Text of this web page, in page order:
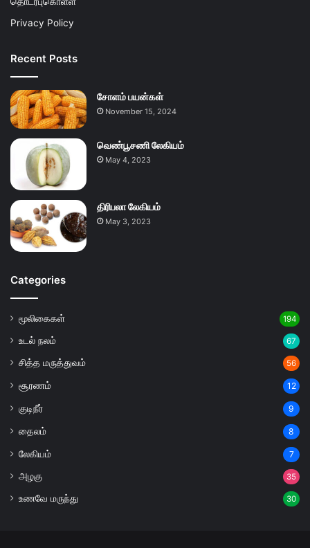
Privacy Policy
Recent Posts
சோளம் பயன்கள்
November 15, 2024
வெண்பூசணி லேகியம்
May 4, 2023
திரிபலா லேகியம்
May 3, 2023
Categories
மூலிகைகள் 194
உடல் நலம் 67
சித்த மருத்துவம் 56
சூரணம் 12
குடிநீர் 9
தைலம் 8
லேகியம் 7
அழகு 35
உணவே மருந்து 30